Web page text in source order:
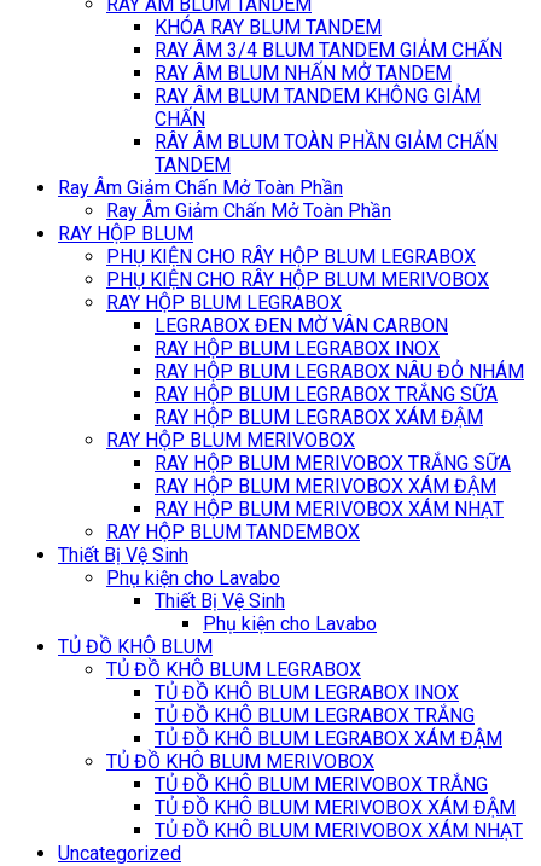
KHÓA RAY BLUM TANDEM
RAY ÂM 3/4 BLUM TANDEM GIẢM CHẤN
RAY ÂM BLUM NHẤN MỞ TANDEM
RAY ÂM BLUM TANDEM KHÔNG GIẢM
CHẤN
RÂY ÂM BLUM TOÀN PHẦN GIẢM CHẤN
TANDEM
Ray Âm Giảm Chấn Mở Toàn Phần
Ray Âm Giảm Chấn Mở Toàn Phần
RAY HỘP BLUM
PHỤ KIỆN CHO RÂY HỘP BLUM LEGRABOX
PHỤ KIỆN CHO RÂY HỘP BLUM MERIVOBOX
RAY HỘP BLUM LEGRABOX
LEGRABOX ĐEN MỜ VÂN CARBON
RAY HỘP BLUM LEGRABOX INOX
RAY HỘP BLUM LEGRABOX NÂU ĐỎ NHÁM
RAY HỘP BLUM LEGRABOX TRẮNG SỮA
RAY HỘP BLUM LEGRABOX XÁM ĐẬM
RAY HỘP BLUM MERIVOBOX
RAY HỘP BLUM MERIVOBOX TRẮNG SỮA
RAY HỘP BLUM MERIVOBOX XÁM ĐẬM
RAY HỘP BLUM MERIVOBOX XÁM NHẠT
RAY HỘP BLUM TANDEMBOX
Thiết Bị Vệ Sinh
Phụ kiện cho Lavabo
Thiết Bị Vệ Sinh
Phụ kiện cho Lavabo
TỦ ĐỒ KHÔ BLUM
TỦ ĐỒ KHÔ BLUM LEGRABOX
TỦ ĐỒ KHÔ BLUM LEGRABOX INOX
TỦ ĐỒ KHÔ BLUM LEGRABOX TRẮNG
TỦ ĐỒ KHÔ BLUM LEGRABOX XÁM ĐẬM
TỦ ĐỒ KHÔ BLUM MERIVOBOX
TỦ ĐỒ KHÔ BLUM MERIVOBOX TRẮNG
TỦ ĐỒ KHÔ BLUM MERIVOBOX XÁM ĐẬM
TỦ ĐỒ KHÔ BLUM MERIVOBOX XÁM NHẠT
Uncategorized